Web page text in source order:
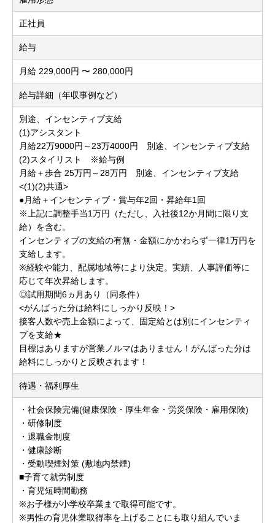
正社員
給与
月給 229,000円 〜 280,000円
給与詳細（年収事例など）
別途、インセンティブ支給
(1)アシスタント
月給22万9000円～23万4000円 別途、インセンティブ支給
(2)スタイリスト ※給与例
月給＋歩合 25万円～28万円 別途、インセンティブ支給
<(1)(2)共通>
●月給＋インセンティブ・賞与年2回・昇給年1回
※上記に調整手当1万円（ただし、入社後12か月間に限り支
給）を含む。
インセンティブの支給の有無・金額にかかわらず一律1万円を
支給します。
※経験や能力、配属地域等により決定。実績、人事評価等に
応じて年次昇給します。
◎試用期間6ヵ月あり（同条件）
<がんばった分は給料にしっかり反映！>
接客人数や売上金額によって、固定給とは別にインセンティ
ブを支給★
目標はありますが営業ノルマはありません！がんばった分は
給料にしっかりと反映されます！
待遇・福利厚生
・社会保険完備(健康保険・厚生年金・労災保険・雇用保険)
・研修制度
・退職金制度
・健康診断
・受動喫煙対策 (敷地内禁煙)
■子育て就労制度
・育児短時間勤務
※お子様が小学校卒業まで取得可能です。
※男性の育児休業取得率を上げることにも取り組んでいま